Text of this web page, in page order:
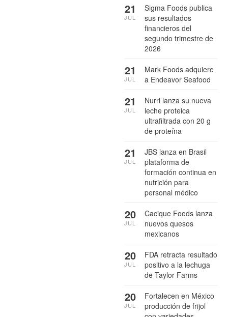
Sigma Foods publica
sus resultados
financieros del
segundo trimestre de
2026
21
JUL
Mark Foods adquiere
a Endeavor Seafood
21
JUL
Nurri lanza su nueva
leche proteica
ultrafiltrada con 20 g
de proteína
21
JUL
JBS lanza en Brasil
plataforma de
formación continua en
nutrición para
personal médico
21
JUL
Cacique Foods lanza
nuevos quesos
mexicanos
20
JUL
FDA retracta resultado
positivo a la lechuga
de Taylor Farms
20
JUL
Fortalecen en México
producción de frijol
20
JUL